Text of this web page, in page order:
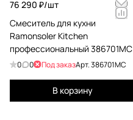
76 290 ₽/шт
Смеситель для кухни
Ramonsoler Kitchen
профессиональный 386701MC
0 0 Под заказАрт.386701MC
В корзину